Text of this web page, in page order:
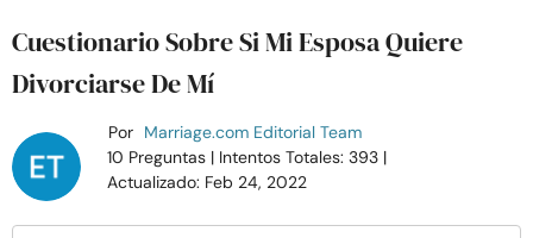
Casarse
Relaciones
Familia
Cuestionario Sobre Si Mi Esposa Quiere
Divorciarse De Mí
Por Marriage.com Editorial Team
10 Preguntas | Intentos Totales: 393 |
Actualizado: Feb 24, 2022